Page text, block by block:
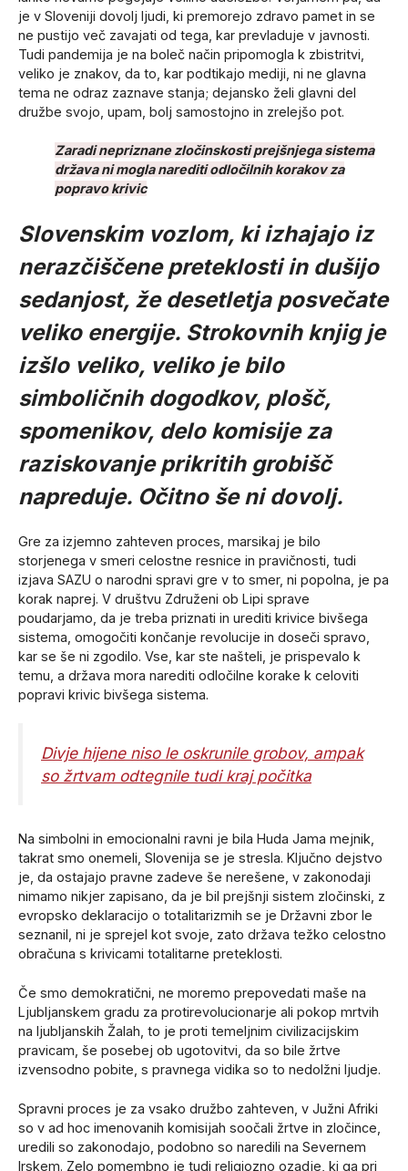
je v Sloveniji dovolj ljudi, ki premorejo zdravo pamet in se
ne pustijo več zavajati od tega, kar prevladuje v javnosti.
Tudi pandemija je na boleč način pripomogla k zbistritvi,
veliko je znakov, da to, kar podtikajo mediji, ni ne glavna
tema ne odraz zaznave stanja; dejansko želi glavni del
družbe svojo, upam, bolj samostojno in zrelejšo pot.
Zaradi nepriznane zločinskosti prejšnjega sistema
država ni mogla narediti odločilnih korakov za
popravo krivic
Slovenskim vozlom, ki izhajajo iz
nerazčiščene preteklosti in dušijo
sedanjost, že desetletja posvečate
veliko energije. Strokovnih knjig je
izšlo veliko, veliko je bilo
simboličnih dogodkov, plošč,
spomenikov, delo komisije za
raziskovanje prikritih grobišč
napreduje. Očitno še ni dovolj.
Gre za izjemno zahteven proces, marsikaj je bilo
storjenega v smeri celostne resnice in pravičnosti, tudi
izjava SAZU o narodni spravi gre v to smer, ni popolna, je pa
korak naprej. V društvu Združeni ob Lipi sprave
poudarjamo, da je treba priznati in urediti krivice bivšega
sistema, omogočiti končanje revolucije in doseči spravo,
kar se še ni zgodilo. Vse, kar ste našteli, je prispevalo k
temu, a država mora narediti odločilne korake k celoviti
popravi krivic bivšega sistema.
Divje hijene niso le oskrunile grobov, ampak
so žrtvam odtegnile tudi kraj počitka
Na simbolni in emocionalni ravni je bila Huda Jama mejnik,
takrat smo onemeli, Slovenija se je stresla. Ključno dejstvo
je, da ostajajo pravne zadeve še nerešene, v zakonodaji
nimamo nikjer zapisano, da je bil prejšnji sistem zločinski, z
evropsko deklaracijo o totalitarizmih se je Državni zbor le
seznanil, ni je sprejel kot svoje, zato država težko celostno
obračuna s krivicami totalitarne preteklosti.
Če smo demokratični, ne moremo prepovedati maše na
Ljubljanskem gradu za protirevolucionarje ali pokop mrtvih
na ljubljanskih Žalah, to je proti temeljnim civilizacijskim
pravicam, še posebej ob ugotovitvi, da so bile žrtve
izvensodno pobite, s pravnega vidika so to nedolžni ljudje.
Spravni proces je za vsako družbo zahteven, v Južni Afriki
so v ad hoc imenovanih komisijah soočali žrtve in zločince,
uredili so zakonodajo, podobno so naredili na Severnem
Irskem. Zelo pomembno je tudi religiozno ozadje, ki ga pri